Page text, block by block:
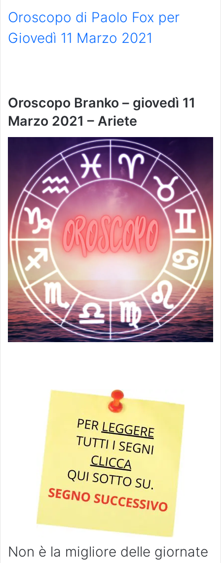
Oroscopo di Paolo Fox per
Giovedì 11 Marzo 2021
Oroscopo Branko – giovedì 11
Marzo 2021 – Ariete
Non è la migliore delle giornate